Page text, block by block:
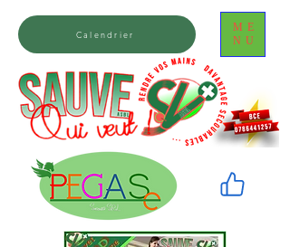
ME
NU
Calendrier